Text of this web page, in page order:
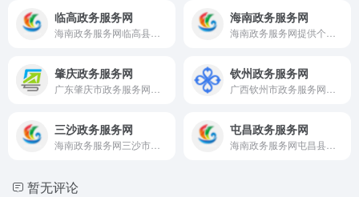
临高政务服务网 海南政务服务网
肇庆政务服务网 钦州政务服务网
三沙政务服务网 屯昌政务服务网
暂无评论